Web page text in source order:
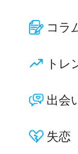
コラ
トレ
出会
失恋